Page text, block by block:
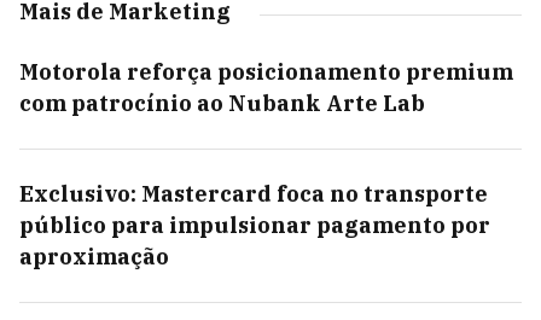
Mais de Marketing
Motorola reforça posicionamento premium
com patrocínio ao Nubank Arte Lab
Exclusivo: Mastercard foca no transporte
público para impulsionar pagamento por
aproximação